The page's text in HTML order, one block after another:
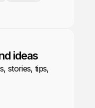
ideas
stories, tips,